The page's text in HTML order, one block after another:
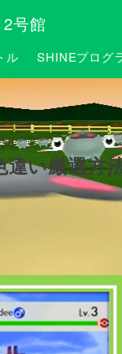
号館
ル SHINEプログ
違い厳選方